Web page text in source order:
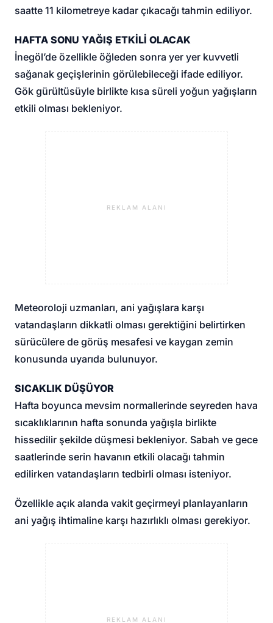
saatte 11 kilometreye kadar çıkacağı tahmin ediliyor.
HAFTA SONU YAĞIŞ ETKİLİ OLACAK
İnegöl’de özellikle öğleden sonra yer yer kuvvetli
sağanak geçişlerinin görülebileceği ifade ediliyor.
Gök gürültüsüyle birlikte kısa süreli yoğun yağışların
etkili olması bekleniyor.
REKLAM ALANI
Meteoroloji uzmanları, ani yağışlara karşı
vatandaşların dikkatli olması gerektiğini belirtirken
sürücülere de görüş mesafesi ve kaygan zemin
konusunda uyarıda bulunuyor.
SICAKLIK DÜŞÜYOR
Hafta boyunca mevsim normallerinde seyreden hava
sıcaklıklarının hafta sonunda yağışla birlikte
hissedilir şekilde düşmesi bekleniyor. Sabah ve gece
saatlerinde serin havanın etkili olacağı tahmin
edilirken vatandaşların tedbirli olması isteniyor.
Özellikle açık alanda vakit geçirmeyi planlayanların
ani yağış ihtimaline karşı hazırlıklı olması gerekiyor.
REKLAM ALANI